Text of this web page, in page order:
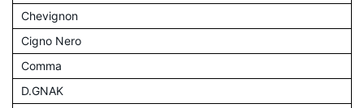
Chevignon
Cigno Nero
Comma
D.GNAK